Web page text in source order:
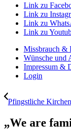
Link zu
Link zu
Link zu
Link zu
Missbrauch &
Wünsche und
Impressum &
Login
Pfingstliche
„We are